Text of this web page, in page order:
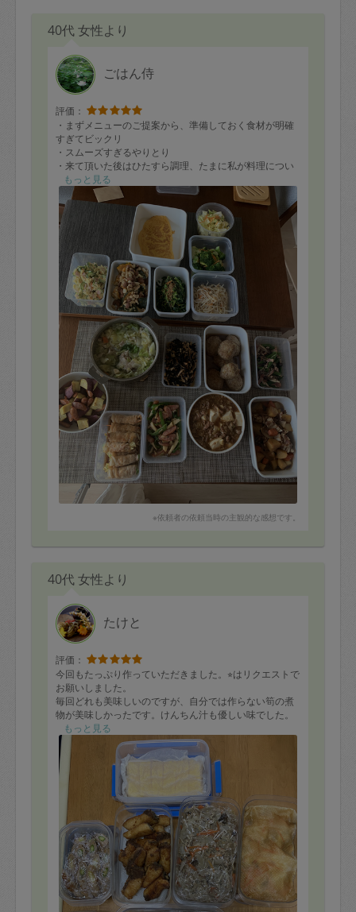
40代 女性より
ごはん侍
評価：
・まずメニューのご提案から、準備しておく食材が明確
すぎてビックリ
・スムーズすぎるやりとり
・来て頂いた後はひたすら調理、たまに私が料理につい
て質問しても丁寧にご回答頂く
・後片付けも、最初よりキレイな位ピッカピカ
お料理はめちゃくちゃ美味しそうで、帰宅した子供もす
副菜中心にお願いしますというオーダーで、14品ご提案
いただき、食材ちょっと余ったと言って追加いただきま
した。神すぎる。
今週の食卓の彩り豊かすぎて、食事が楽しみです。
また是非お願いしたいです！！
ありがとうございました(*≧∀≦*)
もっと見る
※依頼者の依頼当時の主観的な感想です。
40代 女性より
たけと
評価：
今回もたっぷり作っていただきました。⭐︎はリクエストで
お願いしました。
毎回どれも美味しいのですが、自分では作らない筍の煮
物が美味しかったです。けんちん汁も優しい味でした。
出汁巻玉子も毎回絶品です。
レンコンとひき肉の炒め煮はレンコン好きな子供が喜ん
で食べていました。
またよろしくお願い致します。
・蓮根と豚挽肉の炒め煮
・たけのこと油揚げ煮物
・アスパラ肉巻き照り焼き
・きんぴらごぼう
・けんちん汁
⭐︎アジの竜田揚げ
⭐︎ミニハンバーグ
⭐︎鮭の南蛮漬け
⭐︎出汁巻玉子
もっと見る